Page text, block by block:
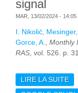
signal
MAR, 13/02/2024 - 14:05
I. Nikolić
Gorce, A.
Monthly
RAS , vol. 526. p.
LIRE LA SUITE